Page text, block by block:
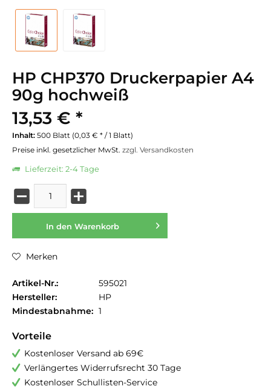
HP CHP370 Druckerpapier A4
90g hochweiß
13,53 € *
Inhalt: 500 Blatt (0,03 € * / 1 Blatt)
Preise inkl. gesetzlicher MwSt. zzgl. Versandkosten
Lieferzeit: 2-4 Tage
In den Warenkorb
Merken
Artikel-Nr.:
595021
Hersteller:
HP
Mindestabnahme: 1
Vorteile
Kostenloser Versand ab 69€
Verlängertes Widerrufsrecht 30 Tage
Kostenloser Schullisten-Service